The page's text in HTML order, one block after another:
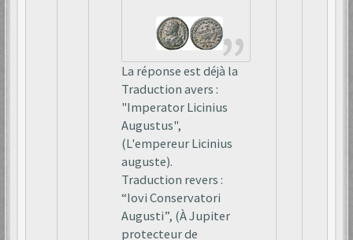
La réponse est déjà la
Traduction avers :
"Imperator Licinius
Augustus",
(L'empereur Licinius
auguste).
Traduction revers :
“Iovi Conservatori
Augusti”, (À Jupiter
protecteur de